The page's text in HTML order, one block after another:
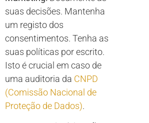
suas decisões. Mantenha
um registo dos
consentimentos. Tenha as
suas políticas por escrito.
Isto é crucial em caso de
uma auditoria da CNPD
(Comissão Nacional de
Proteção de Dados).